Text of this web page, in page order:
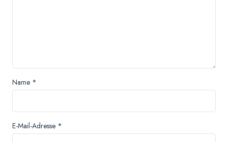
Name *
E-Mail-Adresse *